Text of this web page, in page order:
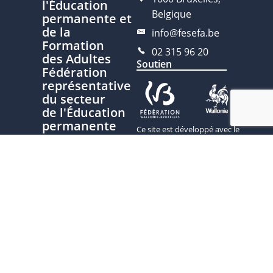
l'Éducation
permanente et
de la
Formation
des Adultes
Fédération
représentative
du secteur
de l'Éducation
permanente
Belgique
info@fesefa.be
02 315 96 20
Soutien
Ce site est développé avec le